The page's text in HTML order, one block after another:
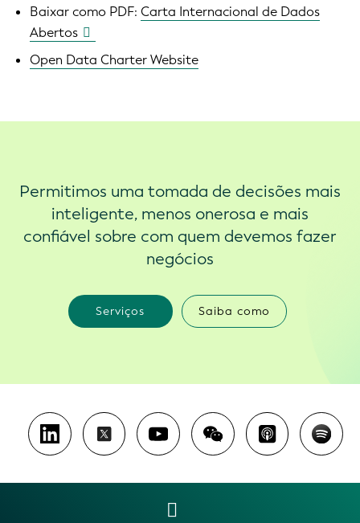
Baixar como PDF: Carta Internacional de Dados
Abertos
Open Data Charter Website
Permitimos uma tomada de decisões mais
inteligente, menos onerosa e mais
confiável sobre com quem devemos fazer
negócios
Serviços Saiba como